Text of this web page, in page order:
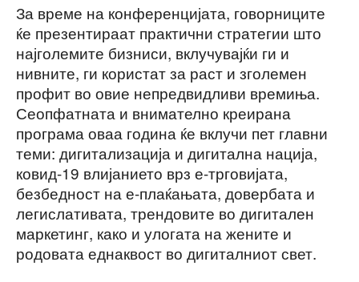
За време на конференцијата, говорниците
ќе презентираат практични стратегии што
најголемите бизниси, вклучувајќи ги и
нивните, ги користат за раст и зголемен
профит во овие непредвидливи времиња.
Сеопфатната и внимателно креирана
програма оваа година ќе вклучи пет главни
теми: дигитализација и дигитална нација,
ковид-19 влијанието врз е-трговијата,
безбедност на е-плаќањата, довербата и
легислативата, трендовите во дигитален
маркетинг, како и улогата на жените и
родовата еднаквост во дигиталниот свет.